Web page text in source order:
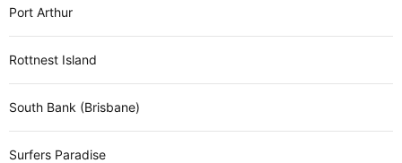
Port Arthur
Rottnest Island
South Bank (Brisbane)
Surfers Paradise